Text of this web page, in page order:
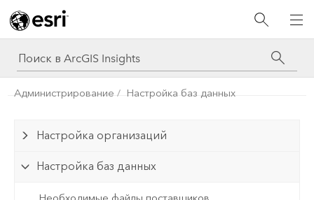
Администрирование Настройка баз данных
Настройка организаций
Настройка баз данных